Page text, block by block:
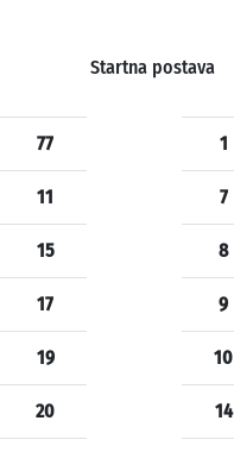
Startna postava
77
11
15
17
19
20
1
7
8
9
10
14